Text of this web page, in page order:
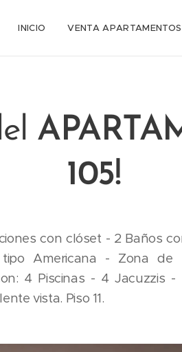
INICIO VENTA APARTAMENTOS
105!
con clóset - 2 Baños
Americana - Zona de
4 Piscinas - 4 Jacuzzis
vista. Piso 11.